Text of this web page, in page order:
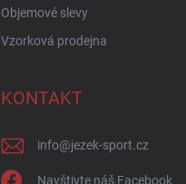
Objemové slevy
Vzorková prodejna
KONTAKT
info@jezek-sport.cz
Navštivte náš Facebook